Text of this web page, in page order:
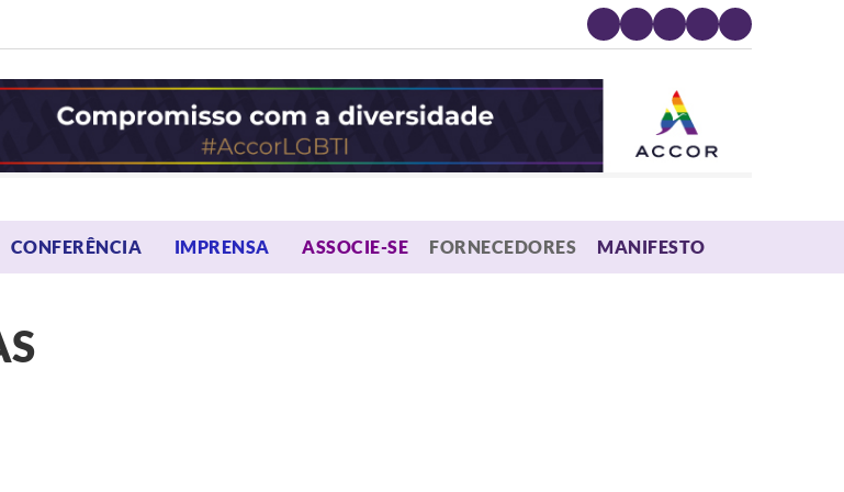
CONFERÊNCIA OPEN MENU
IMPRENSA OPEN MENU
ASSOCIE-SE FORNECEDORES MANIFESTO